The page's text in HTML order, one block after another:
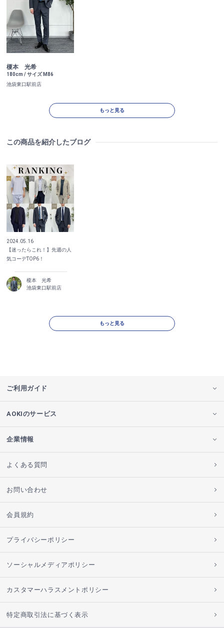
榎本 光希
180cm / サイズ M86
池袋東口駅前店
もっと見る
この商品を紹介したブログ
2024.05.16
【迷ったらこれ！】先週の人
気コーデTOP6！
榎本 光希
池袋東口駅前店
もっと見る
ご利用ガイド
AOKIのサービス
企業情報
よくある質問
お問い合わせ
会員規約
プライバシーポリシー
ソーシャルメディアポリシー
カスタマーハラスメントポリシー
特定商取引法に基づく表示